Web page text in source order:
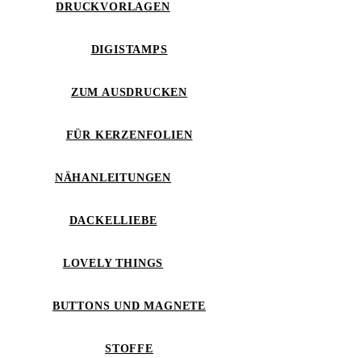
DRUCKVORLAGEN
DIGISTAMPS
ZUM AUSDRUCKEN
FÜR KERZENFOLIEN
NÄHANLEITUNGEN
DACKELLIEBE
LOVELY THINGS
BUTTONS UND MAGNETE
STOFFE